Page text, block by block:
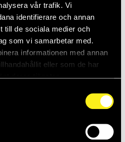
vår trafik. Vi
identifierare och annan
till de sociala medier och
som vi samarbetar med.
informationen med annan
eller som de har
deras tjänster.
inkräktaren
på samspelet mellan människor,
säkra IT-miljöer. – Ledningens
blir hela tiden. – Det finns så